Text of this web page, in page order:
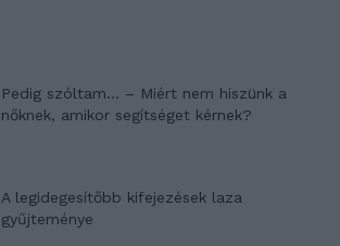
Pedig szóltam… – Miért nem hiszünk a
nőknek, amikor segítséget kérnek?
A legidegesítőbb kifejezések laza
gyűjteménye